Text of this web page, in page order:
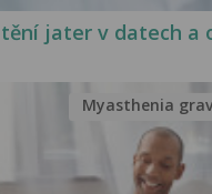
jater v datech a
Myasthenia